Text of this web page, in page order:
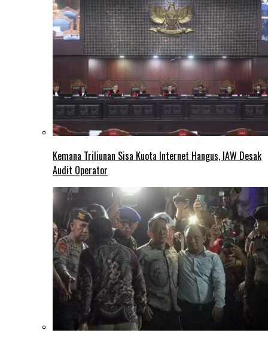
Kemana Triliunan Sisa Kuota Internet Hangus, IAW Desak
Audit Operator